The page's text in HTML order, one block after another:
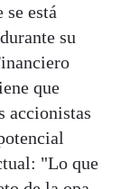
está
su
que
accionistas
"Lo que